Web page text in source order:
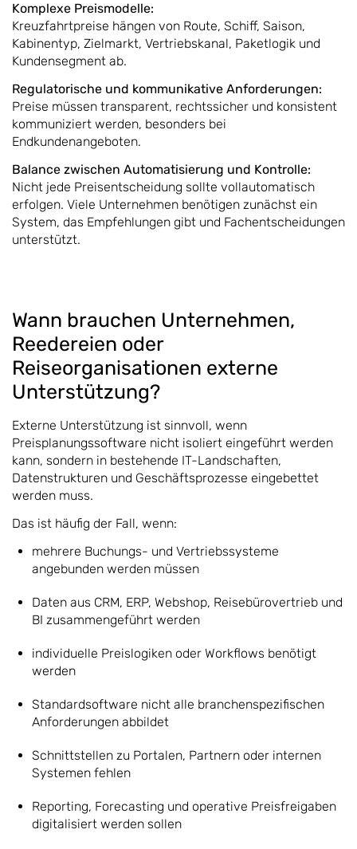
Komplexe Preismodelle:
Kreuzfahrtpreise hängen von Route, Schiff, Saison,
Kabinentyp, Zielmarkt, Vertriebskanal, Paketlogik und
Kundensegment ab.
Regulatorische und kommunikative Anforderungen:
Preise müssen transparent, rechtssicher und konsistent
kommuniziert werden, besonders bei
Endkundenangeboten.
Balance zwischen Automatisierung und Kontrolle:
Nicht jede Preisentscheidung sollte vollautomatisch
erfolgen. Viele Unternehmen benötigen zunächst ein
System, das Empfehlungen gibt und Fachentscheidungen
unterstützt.
Wann brauchen Unternehmen,
Reedereien oder
Reiseorganisationen externe
Unterstützung?
Externe Unterstützung ist sinnvoll, wenn
Preisplanungssoftware nicht isoliert eingeführt werden
kann, sondern in bestehende IT-Landschaften,
Datenstrukturen und Geschäftsprozesse eingebettet
werden muss.
Das ist häufig der Fall, wenn:
mehrere Buchungs- und Vertriebssysteme
angebunden werden müssen
Daten aus CRM, ERP, Webshop, Reisebürovertrieb und
BI zusammengeführt werden
individuelle Preislogiken oder Workflows benötigt
werden
Standardsoftware nicht alle branchenspezifischen
Anforderungen abbildet
Schnittstellen zu Portalen, Partnern oder internen
Systemen fehlen
Reporting, Forecasting und operative Preisfreigaben
digitalisiert werden sollen